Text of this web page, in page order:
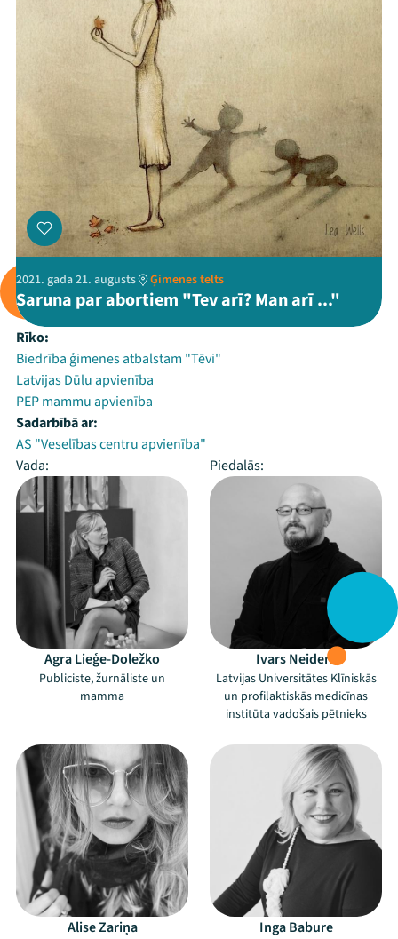
2021. gada 21. augusts Ģimenes telts
Saruna par abortiem "Tev arī? Man arī ..."
Rīko:
Biedrība ģimenes atbalstam "Tēvi"
Latvijas Dūlu apvienība
PEP mammu apvienība
Sadarbībā ar:
AS "Veselības centru apvienība"
Vada:
Piedalās:
Agra Lieģe-Doležko
Publiciste, žurnāliste un
mamma
Ivars Neiders
Latvijas Universitātes Klīniskās
un profilaktiskās medicīnas
institūta vadošais pētnieks
Alise Zariņa Inga Babure